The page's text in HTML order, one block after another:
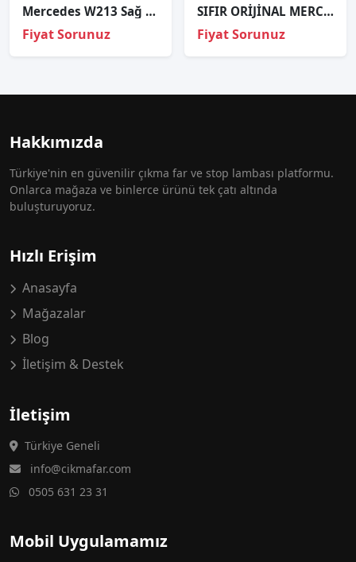
Mercedes W213 Sağ Far Kasasi 2016-2018
Fiyat Sorunuz
SIFIR ORİJİNAL MERCEDES SPRİNTER SOL SİS FARI
Fiyat Sorunuz
Hakkımızda
Türkiye'nin en güvenilir çıkma far ve stop lambası platformu.
Onlarca mağaza ve binlerce ürünü tek çatı altında
buluşturuyoruz.
Hızlı Erişim
Anasayfa
Mağazalar
Blog
İletişim & Destek
İletişim
Türkiye Geneli
info@cikmafar.com
0505 631 23 31
Mobil Uygulamamız